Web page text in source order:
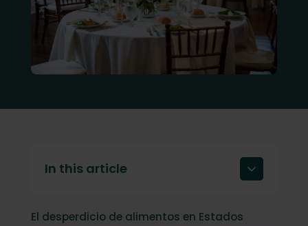
In this article
alimentos
El desperdicio de alimentos en Estados